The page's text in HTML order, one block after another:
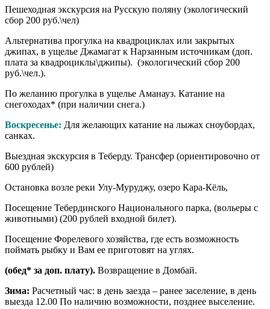
Пешеходная экскурсия на Русскую поляну (экологический
сбор 200 руб.\чел)
Альтернатива прогулка на квадроциклах или закрытых
джипах, в ущелье Джамагат к Нарзанным источникам (доп.
плата за квадроциклы\джипы). (экологический сбор 200
руб.\чел.).
По желанию прогулка в ущелье Аманауз. Катание на
снегоходах* (при наличии снега.)
Воскресенье: Для желающих катание на лыжах сноубордах,
санках.
Выездная экскурсия в Теберду. Трансфер (ориентировочно от
600 рублей)
Остановка возле реки Улу-Муруджу, озеро Кара-Кёль,
Посещение Тебердинского Национального парка, (вольеры с
животными) (200 рублей входной билет).
Посещение Форелевого хозяйства, где есть возможность
поймать рыбку и Вам ее приготовят на углях.
(обед* за доп. плату). Возвращение в Домбай.
Зима: Расчетный час: в день заезда – ранее заселение, в день
выезда 12.00 По наличию возможности, позднее выселение.